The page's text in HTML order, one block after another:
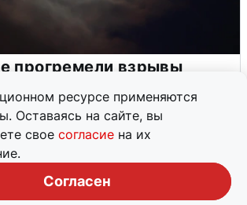
ресурсе применяются
Оставаясь на сайте, вы
свое согласие на их
Согласен
прогремели взрывы